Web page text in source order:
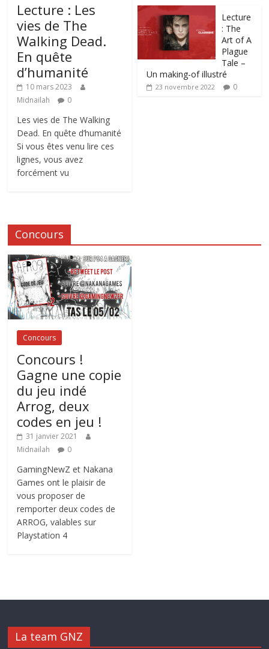
Lecture : Les
vies de The
Walking Dead.
En quête
d’humanité
10 mars 2023
Midnailah
0
Les vies de The Walking
Dead. En quête d’humanité
Si vous êtes venu lire ces
lignes, vous avez
forcément vu
Lecture
: The
Art of A
Plague
Tale –
Un making-of illustré
23 novembre 2022 0
Concours
Concours
Concours !
Gagne une copie
du jeu indé
Arrog, deux
codes en jeu !
31 janvier 2021
Midnailah
0
GamingNewZ et Nakana
Games ont le plaisir de
vous proposer de
remporter deux codes de
ARROG, valables sur
Playstation 4
La team GNZ